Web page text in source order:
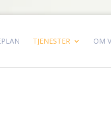
TJENESTER OM